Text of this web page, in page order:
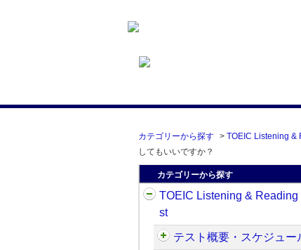
カテゴリーから探す > TOEIC Listening &
してもいいですか？
カテゴリーから探す
TOEIC Listening & Reading
st
テスト概要・スケジュー